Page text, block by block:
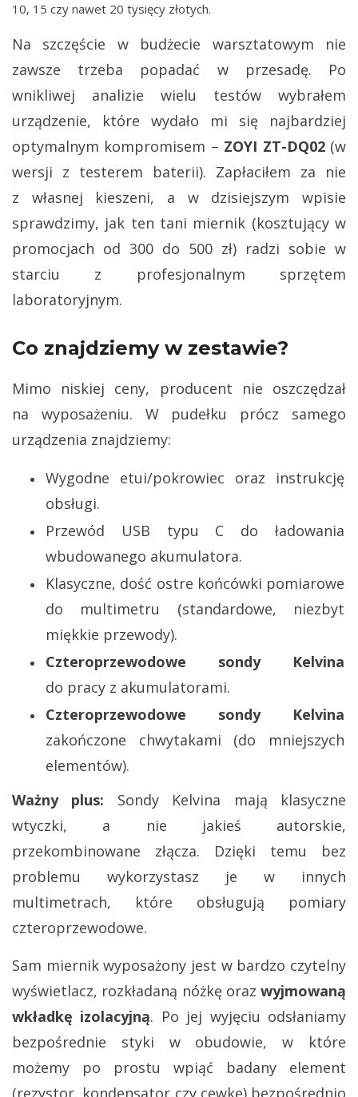
10, 15 czy nawet 20 tysięcy złotych.
Na szczęście w budżecie warsztatowym nie
zawsze trzeba popadać w przesadę. Po
wnikliwej analizie wielu testów wybrałem
urządzenie, które wydało mi się najbardziej
optymalnym kompromisem – ZOYI ZT-DQ02(w
wersji z testerem baterii). Zapłaciłem za nie
z własnej kieszeni, a w dzisiejszym wpisie
sprawdzimy, jak ten tani miernik (kosztujący w
promocjach od 300 do 500 zł) radzi sobie w
starciu z profesjonalnym sprzętem
laboratoryjnym.
Co znajdziemy w zestawie?
Mimo niskiej ceny, producent nie oszczędzał
na wyposażeniu. W pudełku prócz samego
urządzenia znajdziemy:
Wygodne etui/pokrowiec oraz instrukcję
obsługi.
Przewód USB typu C do ładowania
wbudowanego akumulatora.
Klasyczne, dość ostre końcówki pomiarowe
do multimetru (standardowe, niezbyt
miękkie przewody).
Czteroprzewodowe sondy Kelvina
do pracy z akumulatorami.
Czteroprzewodowe sondy Kelvina
zakończone chwytakami (do mniejszych
elementów).
Ważny plus: Sondy Kelvina mają klasyczne
wtyczki, a nie jakieś autorskie,
przekombinowane złącza. Dzięki temu bez
problemu wykorzystasz je w innych
multimetrach, które obsługują pomiary
czteroprzewodowe.
Sam miernik wyposażony jest w bardzo czytelny
wyświetlacz, rozkładaną nóżkę oraz wyjmowaną
wkładkę izolacyjną. Po jej wyjęciu odsłaniamy
bezpośrednie styki w obudowie, w które
możemy po prostu wpiąć badany element
(rezystor, kondensator czy cewkę) bezpośrednio